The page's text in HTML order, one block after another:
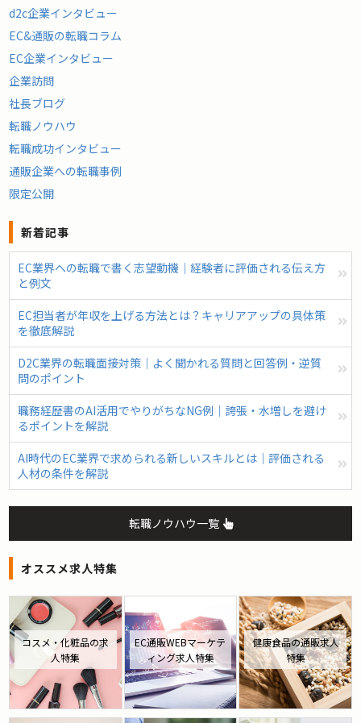
d2c企業インタビュー
EC&通販の転職コラム
EC企業インタビュー
企業訪問
社長ブログ
転職ノウハウ
転職成功インタビュー
通販企業への転職事例
限定公開
新着記事
EC業界への転職で書く志望動機｜経験者に評価される伝え方
と例文
EC担当者が年収を上げる方法とは？キャリアアップの具体策
を徹底解説
D2C業界の転職面接対策｜よく聞かれる質問と回答例・逆質
問のポイント
職務経歴書のAI活用でやりがちなNG例｜誇張・水増しを避け
るポイントを解説
AI時代のEC業界で求められる新しいスキルとは｜評価される
人材の条件を解説
転職ノウハウ一覧
オススメ求人特集
コスメ・化粧品の求
人特集
EC通販WEBマーケテ
ィング求人特集
健康食品の通販求人
特集